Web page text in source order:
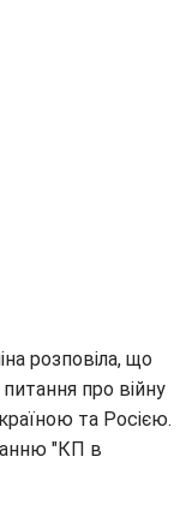
розповіла, що
про війну
та Росією.
"КП в